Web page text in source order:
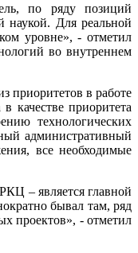
по ряду позиций
наукой. Для реальной
уровне», - отметил
во внутреннем
приоритетов в работе
качестве приоритета
технологических
административный
все необходимые
– является главной
бывал там, ряд
проектов», - отметил